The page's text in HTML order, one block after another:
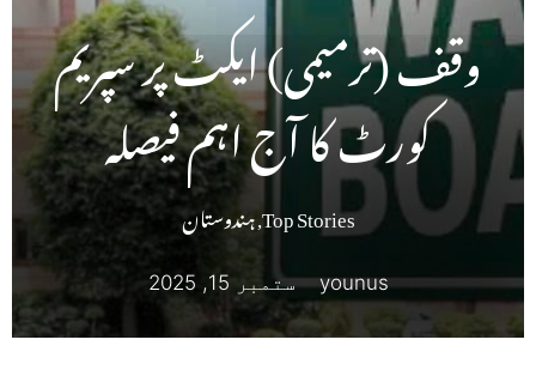
وقف (ترمیمی) ایکٹ پر سپریم
کورٹ کا آج اہم فیصلہ
Top Stories
,ہندوستان
younus ستمبر 15, 2025